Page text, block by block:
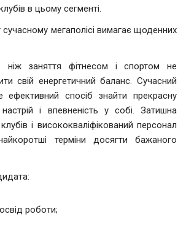
в цьому сегменті.
мегаполісі вимагає щоденних
заняття фітнесом і спортом не
свій енергетичний баланс. Сучасний
спосіб знайти прекрасну
і впевненість у собі. Затишна
і висококваліфікований персонал
терміни досягти бажаного
роботи;